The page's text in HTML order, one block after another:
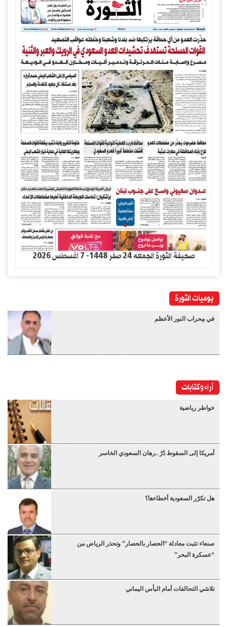
صحيفة الثورة الجمعه 24 صفر 1448- 7 اغسطس 2026
يوميات الثورة
في مِحراب النور الأعظم
آراء وكتابات
خواطر رياضية
أمريكا إلى السقوط دُرْ ..رهان السعودي الخاسر
هل تكرّر السعودية أخطاءها؟
صنعاء تثبت معادلة “الحصار بالحصار” وتحذر الرياض من
“عسكرة البحر”
تلاشي التحالفات أمام البأس اليماني